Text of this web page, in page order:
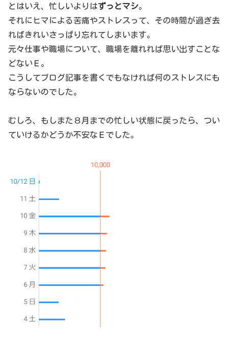
とはいえ、忙しいよりはずっとマシ。
それにヒマによる苦痛やストレスって、その時間が過ぎ去
ればきれいさっぱり忘れてしまいます。
元々仕事や職場について、職場を離れれば思い出すことな
どないＥ。
こうしてブログ記事を書くでもなければ何のストレスにも
ならないのでした。
むしろ、もしまた８月までの忙しい状態に戻ったら、つい
ていけるかどうか不安なＥでした。